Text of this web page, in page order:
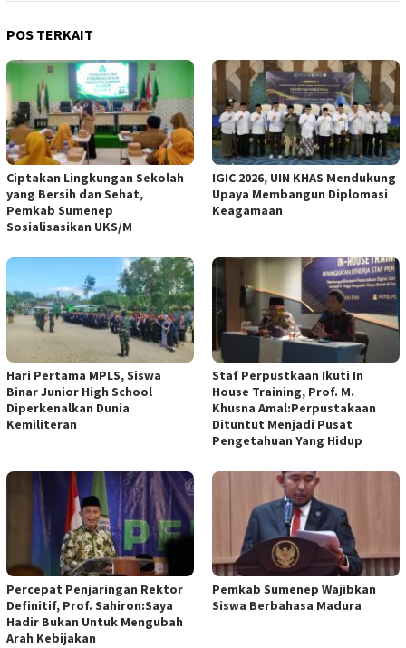
POS TERKAIT
Ciptakan Lingkungan Sekolah
yang Bersih dan Sehat,
Pemkab Sumenep
Sosialisasikan UKS/M
IGIC 2026, UIN KHAS Mendukung
Upaya Membangun Diplomasi
Keagamaan
Hari Pertama MPLS, Siswa
Binar Junior High School
Diperkenalkan Dunia
Kemiliteran
Staf Perpustkaan Ikuti In
House Training, Prof. M.
Khusna Amal:Perpustakaan
Dituntut Menjadi Pusat
Pengetahuan Yang Hidup
Percepat Penjaringan Rektor
Definitif, Prof. Sahiron:Saya
Hadir Bukan Untuk Mengubah
Arah Kebijakan
Pemkab Sumenep Wajibkan
Siswa Berbahasa Madura